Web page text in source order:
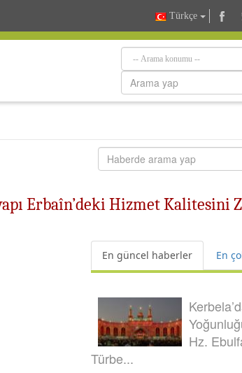
Türkçe
Erbaîn’deki Hizmet Kalitesini
En güncel haberler En
Hz.
Türbe...